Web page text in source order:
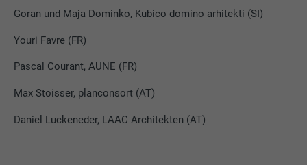
Goran und Maja Dominko, Kubico domino arhitekti (SI)
Youri Favre (FR)
Pascal Courant, AUNE (FR)
Max Stoisser, planconsort (AT)
Daniel Luckeneder, LAAC Architekten (AT)